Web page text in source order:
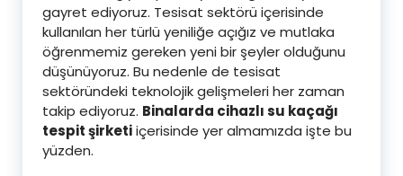
gayret ediyoruz. Tesisat sektörü içerisinde
kullanılan her türlü yeniliğe açığız ve mutlaka
öğrenmemiz gereken yeni bir şeyler olduğunu
düşünüyoruz. Bu nedenle de tesisat
sektöründeki teknolojik gelişmeleri her zaman
takip ediyoruz. Binalarda cihazlı su kaçağı
tespit şirketiiçerisinde yer almamızda işte bu
yüzden.